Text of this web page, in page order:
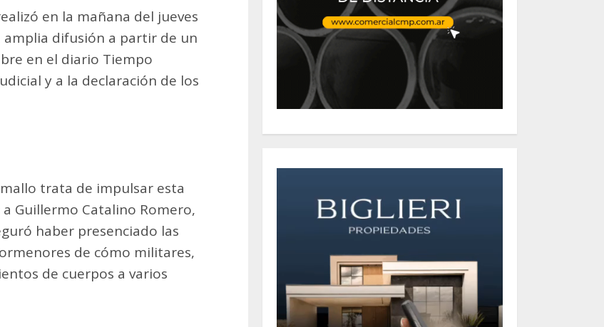
en la mañana del jueves
difusión a partir de un
en el diario Tiempo
y a la declaración de los
trata de impulsar esta
Guillermo Catalino Romero,
haber presenciado las
de cómo militares,
de cuerpos a varios